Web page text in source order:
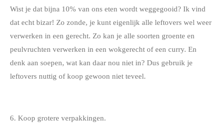
Wist je dat bijna 10% van ons eten wordt weggegooid? Ik vind
dat echt bizar! Zo zonde, je kunt eigenlijk alle leftovers wel weer
verwerken in een gerecht. Zo kan je alle soorten groente en
peulvruchten verwerken in een wokgerecht of een curry. En
denk aan soepen, wat kan daar nou niet in? Dus gebruik je
leftovers nuttig of koop gewoon niet teveel.
6. Koop grotere verpakkingen.